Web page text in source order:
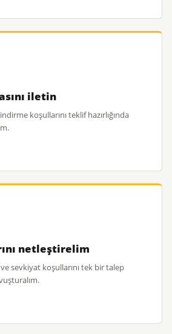
iletin
koşullarını teklif hazırlığında
netleştirelim
sevkiyat koşullarını tek bir talep